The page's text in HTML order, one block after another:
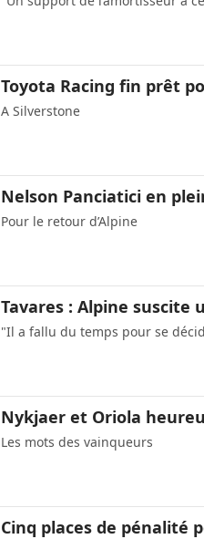
Toyota Racing fin prêt
A Silverstone
Nelson Panciatici en
Pour le retour d’Alpine
Tavares : Alpine suscite
"Il a fallu du temps pour se
Nykjaer et Oriola
Les mots des vainqueurs
Cinq places de pénalité